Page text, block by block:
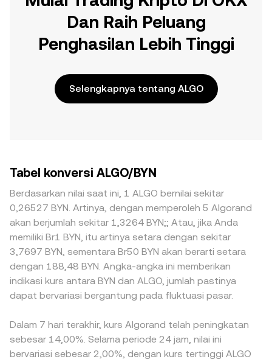
Dan Raih Peluang
Penghasilan Lebih Tinggi
Selengkapnya tentang ALGO
Tabel konversi ALGO/BYN
Berdasarkan nilai saat ini, 1 ALGO bernilai sekitar
0,26527 BYN. Artinya, dengan memperoleh 5 Algorand
akan berjumlah sekitar 1,3264 BYN;; Atau, jika Anda
memiliki Br1 BYN, itu artinya setara dengan sekitar
3,7697 BYN, sementara Br50 BYN akan berarti setara
dengan 188,48 BYN. Angka-angka ini memberikan
indikasi kurs antara BYN dan ALGO, jumlah pastinya
dapat bervariasi bergantung pada fluktuasi pasar.
Dalam 7 hari terakhir, kurs Algorand telah peningkatan
sebesar 14,00%. Selama periode 24 jam, nilai ini
bervariasi sebesar 2,00%, dengan kurs tertinggi ALGO